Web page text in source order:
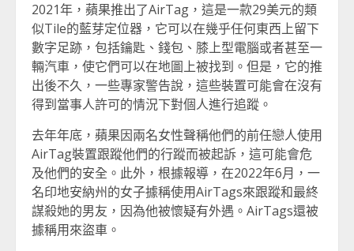
2021年，蘋果推出了AirTag，這是一款29美元的類
似Tile的藍芽定位器，它可以在幾乎任何東西上留下
數字足跡，包括鑰匙、錢包、膝上型電腦或者甚至一
輛汽車，使它們可以在地圖上被找到。但是，它的推
出後不久，一些專家警告說，這些裝置可能會在沒有
得到當事人許可的情況下對個人進行追蹤。
去年年底，蘋果因兩名女性聲稱他們的前任戀人使用
AirTag裝置跟蹤他們的行蹤而被起訴，這可能會危
及他們的安全。此外，根據報導，在2022年6月，一
名印地安納州的女子據稱使用AirTags來跟蹤和最終
謀殺她的男友，因為他被懷疑有外遇。AirTags還被
據稱用來盜車。